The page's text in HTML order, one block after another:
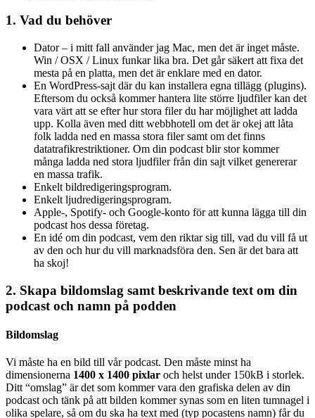
1. Vad du behöver
Dator – i mitt fall använder jag Mac, men det är inget måste.
Win / OSX / Linux funkar lika bra. Det går säkert att fixa det
mesta på en platta, men det är enklare med en dator.
En WordPress-sajt där du kan installera egna tillägg (plugins).
Eftersom du också kommer hantera lite större ljudfiler kan det
vara värt att se efter hur stora filer du har möjlighet att ladda
upp. Kolla även med ditt webbhotell om det är okej att låta
folk ladda ned en massa stora filer samt om det finns
datatrafikrestriktioner. Om din podcast blir stor kommer
många ladda ned stora ljudfiler från din sajt vilket genererar
en massa trafik.
Enkelt bildredigeringsprogram.
Enkelt ljudredigeringsprogram.
Apple-, Spotify- och Google-konto för att kunna lägga till din
podcast hos dessa företag.
En idé om din podcast, vem den riktar sig till, vad du vill få ut
av den och hur du vill marknadsföra den. Sen är det bara att
ha skoj!
2. Skapa bildomslag samt beskrivande text om din
podcast och namn på podden
Bildomslag
Vi måste ha en bild till vår podcast. Den måste minst ha
dimensionerna 1400 x 1400 pixlar och helst under 150kB i storlek.
Ditt “omslag” är det som kommer vara den grafiska delen av din
podcast och tänk på att bilden kommer synas som en liten tumnagel i
olika spelare, så om du ska ha text med (typ pocastens namn) får du